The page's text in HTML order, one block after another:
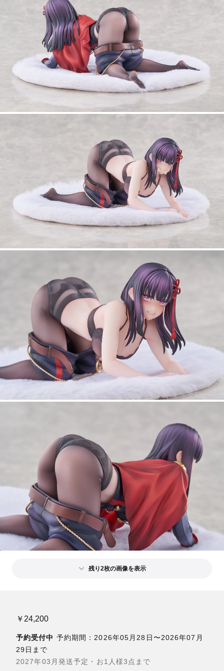
残り2枚の画像を表示
￥24,200
予約受付中 予約期間：2026年05月28日〜2026年07月
29日まで
2027年03月発送予定・お1人様3点まで